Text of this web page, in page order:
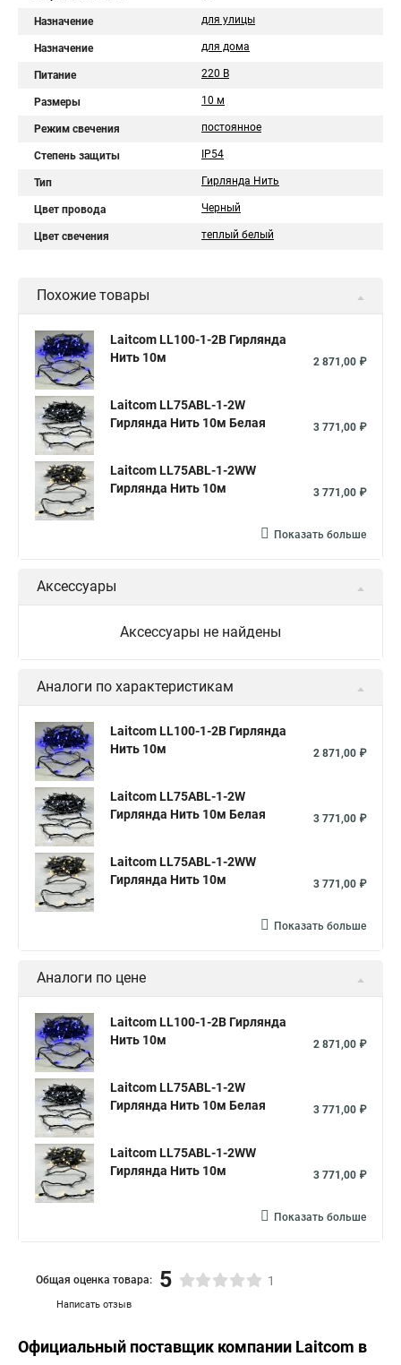
Назначение для улицы
Назначение для дома
Питание 220 В
Размеры 10 м
Режим свечения постоянное
Степень защиты IP54
Тип Гирлянда Нить
Цвет провода Черный
Цвет свечения теплый белый
Похожие товары
Laitcom LL100-1-2B Гирлянда
Нить 10м
2 871,00 ₽
Laitcom LL75ABL-1-2W
Гирлянда Нить 10м Белая
3 771,00 ₽
Laitcom LL75ABL-1-2WW
Гирлянда Нить 10м
3 771,00 ₽
Показать больше
Аксессуары
Аксессуары не найдены
Аналоги по характеристикам
Laitcom LL100-1-2B Гирлянда
Нить 10м
2 871,00 ₽
Laitcom LL75ABL-1-2W
Гирлянда Нить 10м Белая
3 771,00 ₽
Laitcom LL75ABL-1-2WW
Гирлянда Нить 10м
3 771,00 ₽
Показать больше
Аналоги по цене
Laitcom LL100-1-2B Гирлянда
Нить 10м
2 871,00 ₽
Laitcom LL75ABL-1-2W
Гирлянда Нить 10м Белая
3 771,00 ₽
Laitcom LL75ABL-1-2WW
Гирлянда Нить 10м
3 771,00 ₽
Показать больше
Написать отзыв
Общая оценка товара: 5 1
Официальный поставщик компании Laitcom в